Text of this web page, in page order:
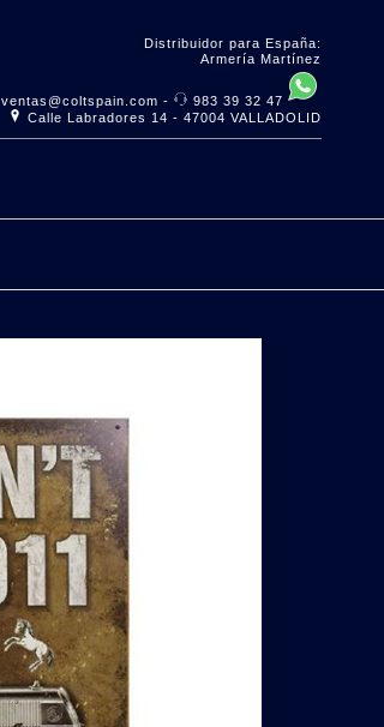
Distribuidor para España:
Armería Martínez
ventas@coltspain.com -
983 39 32 47
Calle Labradores 14 - 47004 VALLADOLID